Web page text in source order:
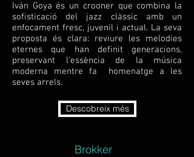
Iván Goya és un crooner que combina la
sofisticació del jazz clàssic amb un
enfocament fresc, juvenil i actual. La seva
proposta és clara: reviure les melodies
eternes que han definit generacions,
preservant l'essència de la música
moderna mentre fa homenatge a les
seves arrels.
Descobreix més
Brokker